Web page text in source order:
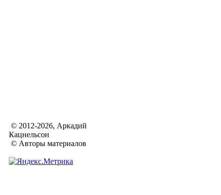
© 2012-2026, Аркадий
Кацнельсон
© Авторы материалов